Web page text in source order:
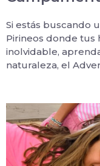
Si estás buscando un campamento en los
Pirineos donde tus
inolvidable,
naturaleza, el